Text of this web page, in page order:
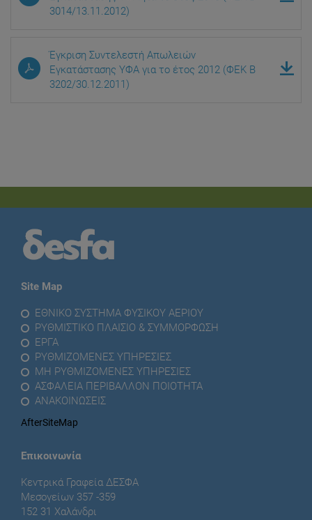
3014/13.11.2012)
Έγκριση Συντελεστή Απωλειών
Εγκατάστασης ΥΦΑ για το έτος 2012 (ΦΕΚ Β
3202/30.12.2011)
Site Map
ΕΘΝΙΚΟ ΣΥΣΤΗΜΑ ΦΥΣΙΚΟΥ ΑΕΡΙΟΥ
ΡΥΘΜΙΣΤΙΚΟ ΠΛΑΙΣΙΟ & ΣΥΜΜΟΡΦΩΣΗ
ΕΡΓΑ
ΡΥΘΜΙΖΟΜΕΝΕΣ ΥΠΗΡΕΣΙΕΣ
ΜΗ ΡΥΘΜΙΖΟΜΕΝΕΣ ΥΠΗΡΕΣΙΕΣ
ΑΣΦΑΛΕΙΑ ΠΕΡΙΒΑΛΛΟΝ ΠΟΙΟΤΗΤΑ
ΑΝΑΚΟΙΝΩΣΕΙΣ
AfterSiteMap
Επικοινωνία
Κεντρικά Γραφεία ΔΕΣΦΑ
Μεσογείων 357 -359
152 31 Χαλάνδρι